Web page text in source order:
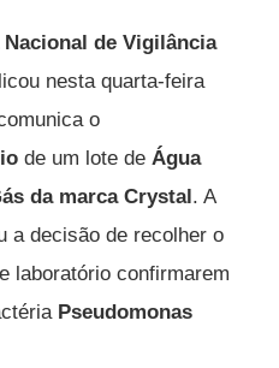
de Vigilância
nesta quarta-feira
o
de um lote de Água
da marca Crystal . A
a decisão de recolher o
laboratório confirmarem
Pseudomonas